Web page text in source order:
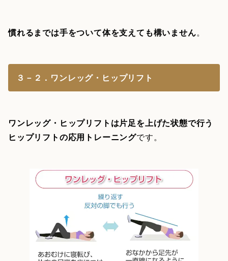
慣れるまでは手をついて体を支えても構いません。
３－２．ワンレッグ・ヒップリフト
ワンレッグ・ヒップリフトは片足を上げた状態で行う
ヒップリフトの応用トレーニングです。